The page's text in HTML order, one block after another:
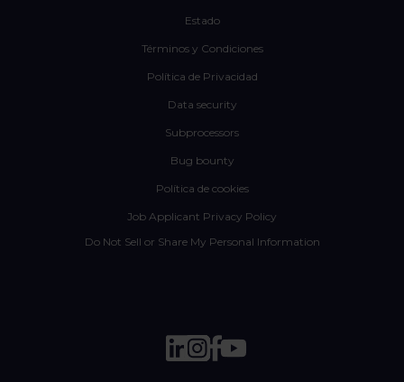
Estado
Términos y Condiciones
Política de Privacidad
Data security
Subprocessors
Bug bounty
Política de cookies
Job Applicant Privacy Policy
Do Not Sell or Share My Personal Information